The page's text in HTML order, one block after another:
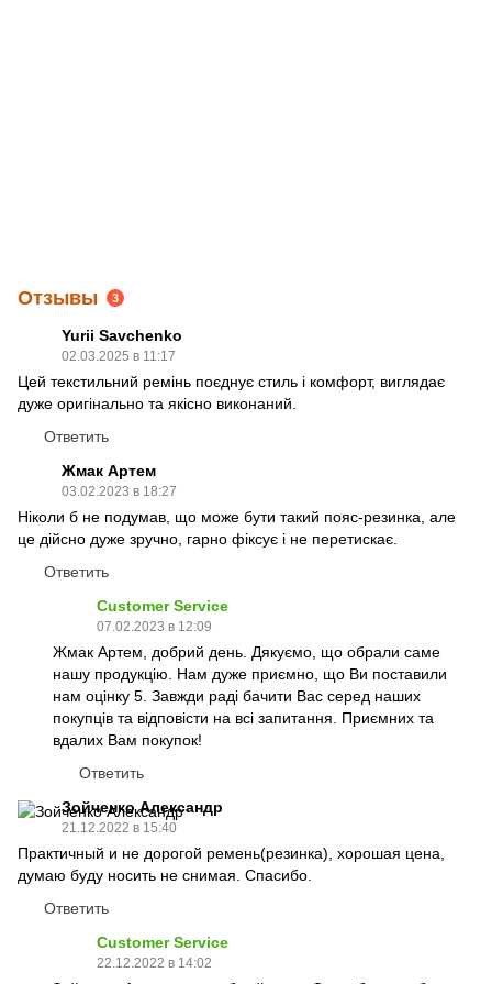
Отзывы 3
Yurii Savchenko
02.03.2025 в 11:17
Цей текстильний ремінь поєднує стиль і комфорт, виглядає
дуже оригінально та якісно виконаний.
Ответить
Жмак Артем
03.02.2023 в 18:27
Ніколи б не подумав, що може бути такий пояс-резинка, але
це дійсно дуже зручно, гарно фіксує і не перетискає.
Ответить
Customer Service
07.02.2023 в 12:09
Жмак Артем, добрий день. Дякуємо, що обрали саме
нашу продукцію. Нам дуже приємно, що Ви поставили
нам оцінку 5. Завжди раді бачити Вас серед наших
покупців та відповісти на всі запитання. Приємних та
вдалих Вам покупок!
Ответить
Зойченко Александр
21.12.2022 в 15:40
Практичный и не дорогой ремень(резинка), хорошая цена,
думаю буду носить не снимая. Спасибо.
Ответить
Customer Service
22.12.2022 в 14:02